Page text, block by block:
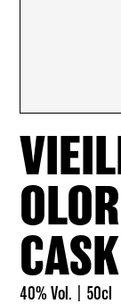
40% Vol. 50cl